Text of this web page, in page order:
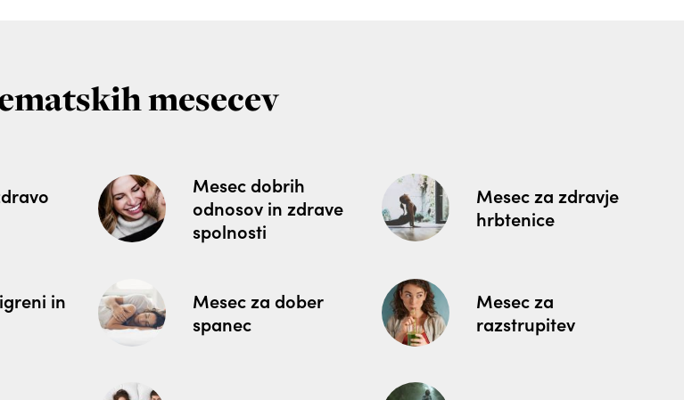
mesecev
Mesec dobrih
odnosov in zdrave
spolnosti
Mesec za zdravje
hrbtenice
in
Mesec za dober
spanec
Mesec za
razstrupitev